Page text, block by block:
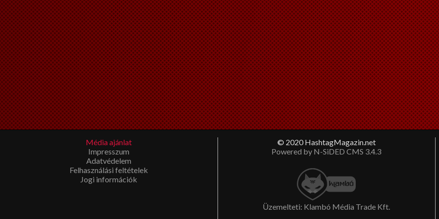
Média ajánlat
Impresszum
Adatvédelem
Felhasználási feltételek
Jogi információk
© 2020 HashtagMagazin.net
Powered by N-SiDED CMS 3.4.3
Üzemelteti: Klambó Média Trade Kft.